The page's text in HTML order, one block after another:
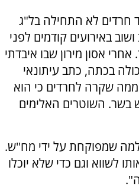
חרדים לא התחילה בל"ג
באירועים קודמים לפני
אסון מירון שבו איבדתי
בכתה, כתב עיתונאי
שקרה לחרדים כי הוא
בשר. השוטרים האלימים
שמפוקחת על ידי מח"ש.
לשווא וגם כדי שלא יוכלו